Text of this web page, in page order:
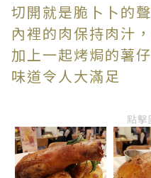
切開就是脆卜卜的
內裡的肉保持肉汁
加上一起烤焗的薯
味道令人大滿足
點擊